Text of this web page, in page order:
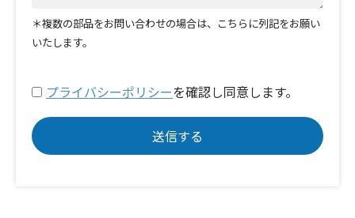
＊複数の部品をお問い合わせの場合は、こちらに列記をお願い
いたします。
プライバシーポリシーを確認し同意します。